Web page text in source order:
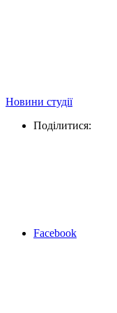
Новини студії
Поділитися:
Facebook